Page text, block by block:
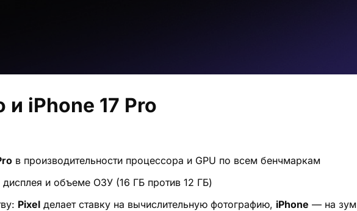
и iPhone 17 Pro
в производительности процессора и GPU по всем бенчмаркам
дисплея и объеме ОЗУ (16 ГБ против 12 ГБ)
Pixel делает ставку на вычислительную фотографию, iPhone — на зум